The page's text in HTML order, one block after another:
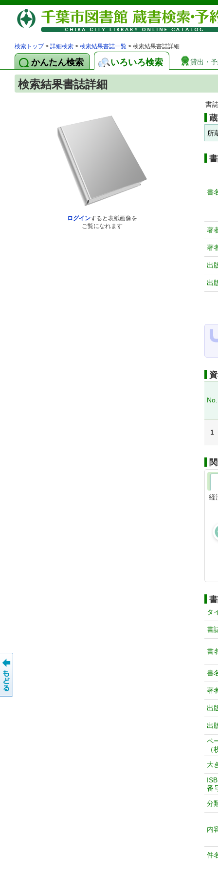
検索トップ> 詳細検索 > 検索結果書誌一覧 > 検索結果書誌詳細
かんたん検索 いろいろ検索 貸出・
検索結果書誌詳細
ログインすると表紙画像を
ご覧になれます
書
所
書
著
著
出
出
No.
1
経
タ
書
書
書
著
出
出
（
大
番
分
内
件